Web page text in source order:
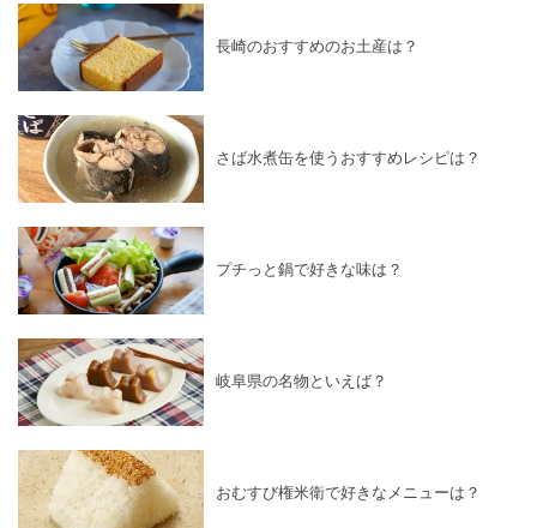
長崎のおすすめのお土産は？
さば水煮缶を使うおすすめレシピは？
プチっと鍋で好きな味は？
岐阜県の名物といえば？
おむすび権米衛で好きなメニューは？